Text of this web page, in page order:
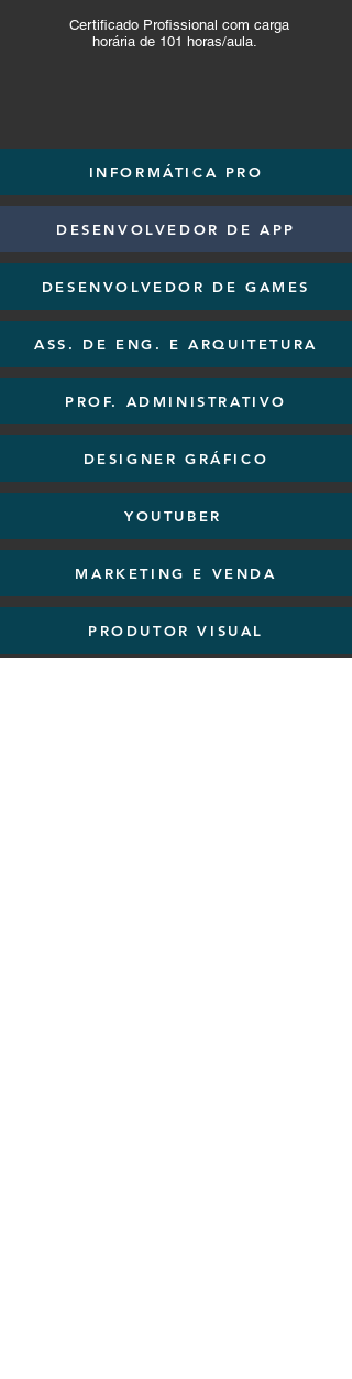
Certificado Profissional com carga
horária de 101 horas/aula.
INFORMÁTICA PRO
DESENVOLVEDOR DE APP
DESENVOLVEDOR DE GAMES
ASS. DE ENG. E ARQUITETURA
PROF. ADMINISTRATIVO
DESIGNER GRÁFICO
YOUTUBER
MARKETING E VENDA
PRODUTOR VISUAL